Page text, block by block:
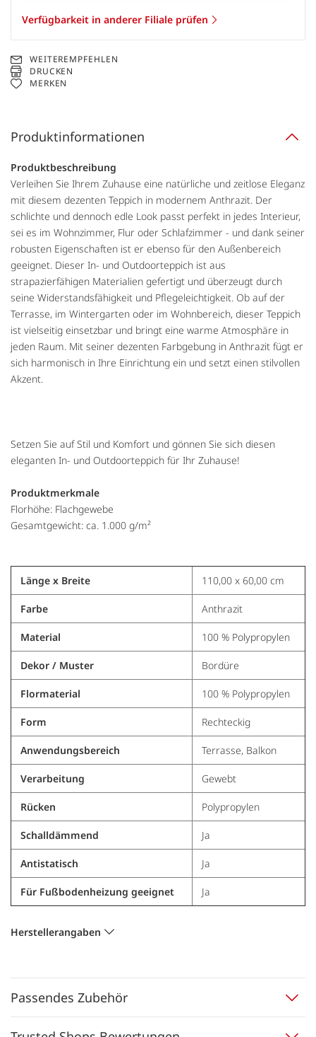
Verfügbarkeit in anderer Filiale prüfen
WEITEREMPFEHLEN
DRUCKEN
MERKEN
Produktinformationen
Produktbeschreibung
Verleihen Sie Ihrem Zuhause eine natürliche und zeitlose Eleganz
mit diesem dezenten Teppich in modernem Anthrazit. Der
schlichte und dennoch edle Look passt perfekt in jedes Interieur,
sei es im Wohnzimmer, Flur oder Schlafzimmer - und dank seiner
robusten Eigenschaften ist er ebenso für den Außenbereich
geeignet. Dieser In- und Outdoorteppich ist aus
strapazierfähigen Materialien gefertigt und überzeugt durch
seine Widerstandsfähigkeit und Pflegeleichtigkeit. Ob auf der
Terrasse, im Wintergarten oder im Wohnbereich, dieser Teppich
ist vielseitig einsetzbar und bringt eine warme Atmosphäre in
jeden Raum. Mit seiner dezenten Farbgebung in Anthrazit fügt er
sich harmonisch in Ihre Einrichtung ein und setzt einen stilvollen
Akzent.
Setzen Sie auf Stil und Komfort und gönnen Sie sich diesen
eleganten In- und Outdoorteppich für Ihr Zuhause!
Produktmerkmale
Florhöhe: Flachgewebe
Gesamtgewicht: ca. 1.000 g/m²
Länge x Breite 110,00 x 60,00 cm
Farbe Anthrazit
Material 100 % Polypropylen
Dekor / Muster Bordüre
Flormaterial 100 % Polypropylen
Form Rechteckig
Anwendungsbereich Terrasse, Balkon
Verarbeitung Gewebt
Rücken Polypropylen
Schalldämmend Ja
Antistatisch Ja
Für Fußbodenheizung geeignet Ja
Herstellerangaben
Passendes Zubehör